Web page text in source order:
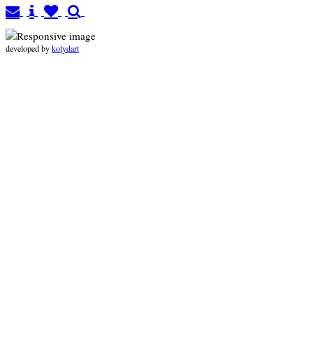
developed bykolydart